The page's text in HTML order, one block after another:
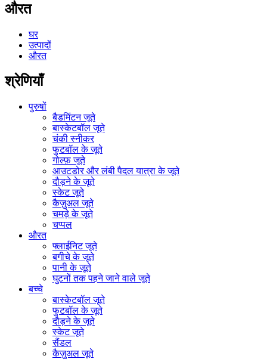
औरत
घर
उत्पादों
औरत
श्रेणियाँ
पुरुषों
बैडमिंटन जूते
बास्केटबॉल जूते
चंकी स्नीकर
फुटबॉल के जूते
गोल्फ़ जूते
आउटडोर और लंबी पैदल यात्रा के जूते
दौड़ने के जूते
स्केट जूते
कैज़ुअल जूते
चमड़े के जूते
चप्पल
औरत
फ्लाईनिट जूते
बगीचे के जूते
पानी के जूते
घुटनों तक पहने जाने वाले जूते
बच्चे
बास्केटबॉल जूते
फुटबॉल के जूते
दौड़ने के जूते
स्केट जूते
सैंडल
कैज़ुअल जूते